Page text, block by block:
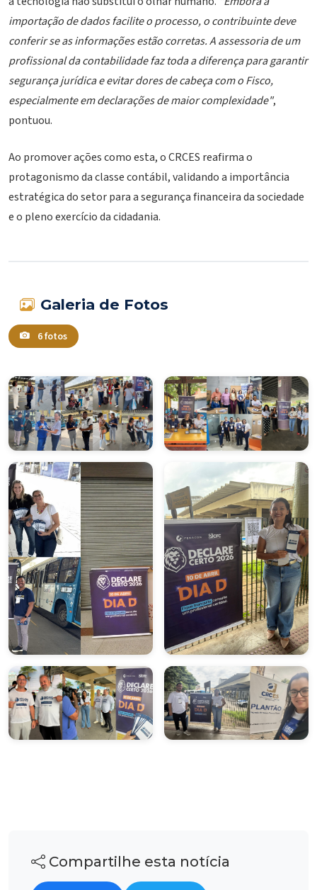
importação de dados facilite o processo, o contribuinte deve
conferir se as informações estão corretas. A assessoria de um
profissional da contabilidade faz toda a diferença para garantir
segurança jurídica e evitar dores de cabeça com o Fisco,
especialmente em declarações de maior complexidade",
pontuou.
Ao promover ações como esta, o CRCES reafirma o
protagonismo da classe contábil, validando a importância
estratégica do setor para a segurança financeira da sociedade
e o pleno exercício da cidadania.
Galeria de Fotos
6 fotos
Compartilhe esta notícia